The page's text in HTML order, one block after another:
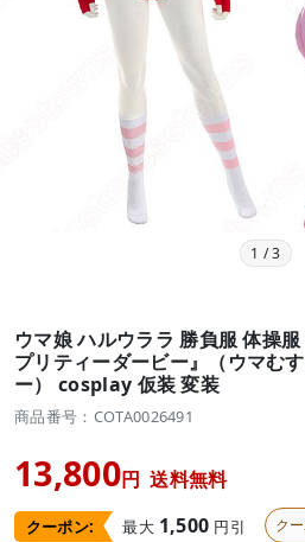
1 /3
ウマ娘 ハルウララ 勝負服 体操
プリティーダービー』（ウマむ
ー） cosplay 仮装 変装
商品番号：COTA0026491
13,800円 送料無料
クーポン: 最大 1,500 円引 ク